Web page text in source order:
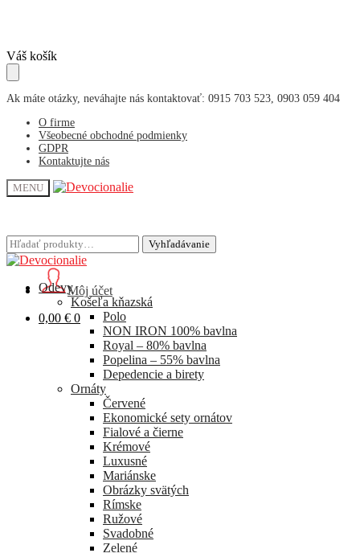
Skip
to
navigation
Skip
to
content
Váš košík
Ak máte otázky, neváhajte nás kontaktovať: 0915 703 523, 0903 059 404
O firme
Všeobecné obchodné podmienky
GDPR
Kontaktujte nás
MENU
Hľadať: Vyhľadávanie
Môj účet
0,00 € 0
Hľadať: Vyhľadávanie
Odevy
Košeľa kňazská
Polo
NON IRON 100% bavlna
Royal – 80% bavlna
Popelina – 55% bavlna
Depedencie a birety
Ornáty
Červené
Ekonomické sety ornátov
Fialové a čierne
Krémové
Luxusné
Mariánske
Obrázky svätých
Rímske
Ružové
Svadobné
Zelené